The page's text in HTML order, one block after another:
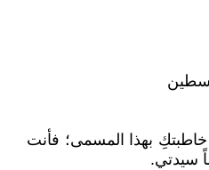
بهذا المسمى؛ فأنت
سيدتي.